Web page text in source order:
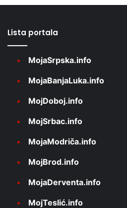
Lista portala
MojaSrpska.info
MojaBanjaLuka.info
MojDoboj.info
MojSrbac.info
MojaModriča.info
MojBrod.info
MojaDerventa.info
MojTeslić.info